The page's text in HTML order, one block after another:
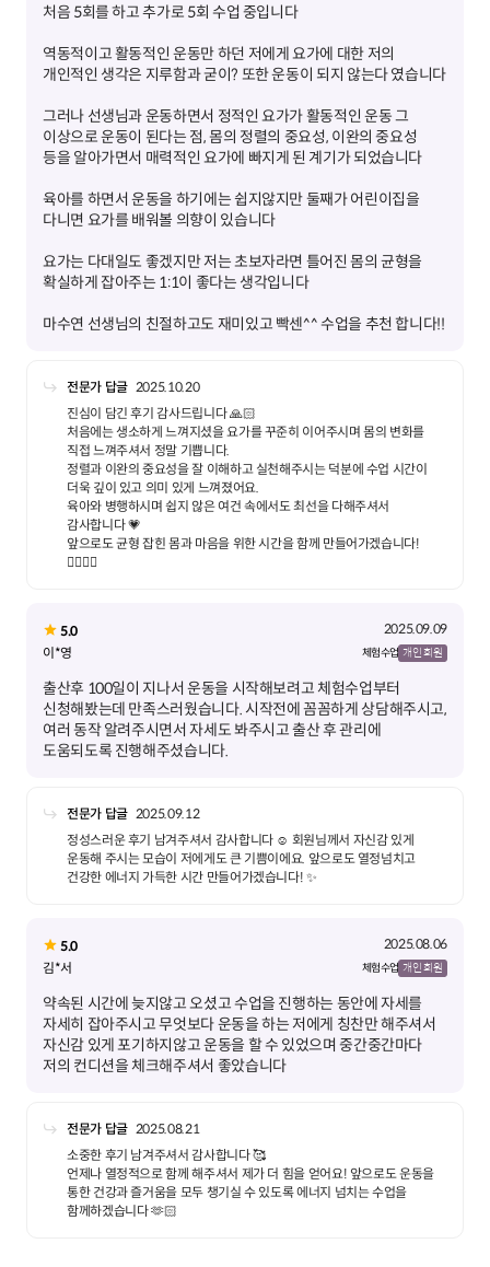
처음 5회를 하고 추가로 5회 수업 중입니다
역동적이고 활동적인 운동만 하던 저에게 요가에 대한 저의
그러나 선생님과 운동하면서 정적인 요가가 활동적인 운동 그
이상으로 운동이 된다는 점, 몸의 정렬의 중요성, 이완의 중요성
육아를 하면서 운동을 하기에는 쉽지않지만 둘째가 어린이집을
다니면 요가를 배워볼 의향이 있습니다
요가는 다대일도 좋겠지만 저는 초보자라면 틀어진 몸의 균형을
확실하게 잡아주는 1:1이 좋다는 생각입니다
마수연 선생님의 친절하고도 재미있고 빡센^^ 수업을 추천 합니다!!
전문가 답글 2025.10.20
진심이 담긴 후기 감사드립니다 🙏🏻
처음에는 생소하게 느껴지셨을 요가를 꾸준히 이어주시며 몸의 변화를
직접 느껴주셔서 정말 기쁩니다.
정렬과 이완의 중요성을 잘 이해하고 실천해주시는 덕분에 수업 시간이
더욱 깊이 있고 의미 있게 느껴졌어요.
육아와 병행하시며 쉽지 않은 여건 속에서도 최선을 다해주셔서
감사합니다 💗
앞으로도 균형 잡힌 몸과 마음을 위한 시간을 함께 만들어가겠습니다!
🧘🏻‍♀️✨
5.0
2025.09.09
이*영
체험 수업 개인 회원
출산후 100일이 지나서 운동을 시작해보려고 체험수업부터
신청해봤는데 만족스러웠습니다. 시작전에 꼼꼼하게 상담해주시고,
여러 동작 알려주시면서 자세도 봐주시고 출산 후 관리에
도움되도록 진행해주셨습니다.
전문가 답글 2025.09.12
정성스러운 후기 남겨주셔서 감사합니다 ☺️ 회원님께서 자신감 있게
운동해 주시는 모습이 저에게도 큰 기쁨이에요. 앞으로도 열정넘치고
건강한 에너지 가득한 시간 만들어가겠습니다! ✨
5.0
2025.08.06
김*서
체험 수업 개인 회원
약속된 시간에 늦지않고 오셨고 수업을 진행하는 동안에 자세를
자세히 잡아주시고 무엇보다 운동을 하는 저에게 칭찬만 해주셔서
자신감 있게 포기하지않고 운동을 할 수 있었으며 중간중간마다
저의 컨디션을 체크해주셔서 좋았습니다
전문가 답글 2025.08.21
소중한 후기 남겨주셔서 감사합니다 🥰
언제나 열정적으로 함께 해주셔서 제가 더 힘을 얻어요! 앞으로도 운동을
통한 건강과 즐거움을 모두 챙기실 수 있도록 에너지 넘치는 수업을
함께하겠습니다 🫶🏻